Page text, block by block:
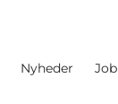
Nyheder Job